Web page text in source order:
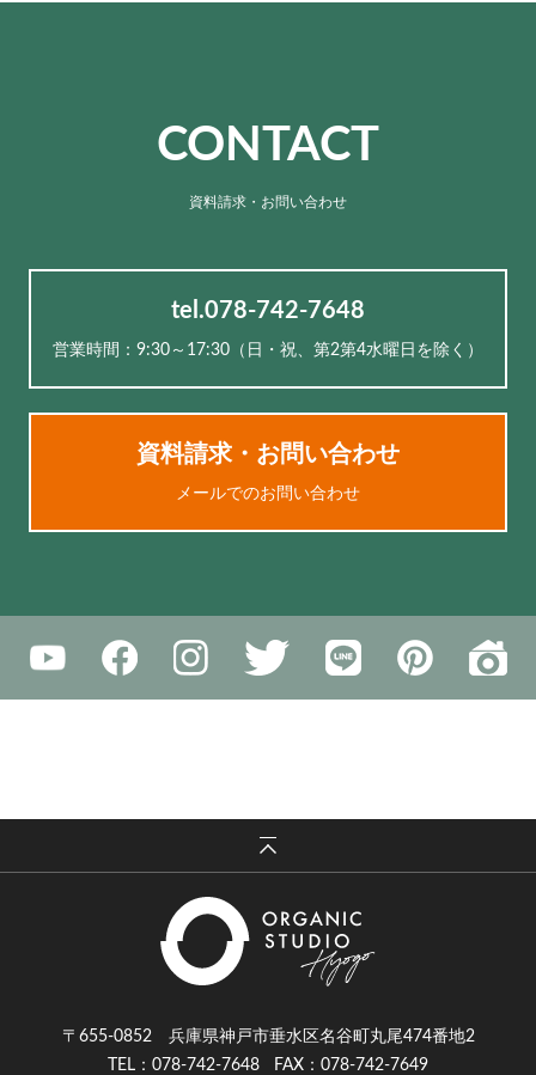
CONTACT
資料請求・お問い合わせ
tel.078-742-7648
営業時間：9:30～17:30（⽇・祝、第2第4水曜日を除く）
資料請求・お問い合わせ
メールでのお問い合わせ
〒655-0852 兵庫県神戸市垂水区名谷町丸尾474番地2
TEL：078-742-7648
FAX：078-742-7649